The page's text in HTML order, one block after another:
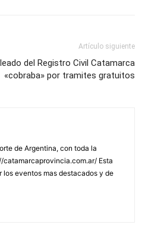
Artículo siguiente
del Registro Civil Catamarca
«cobraba» por tramites gratuitos
de Argentina, con toda la
Esta
eventos mas destacados y de